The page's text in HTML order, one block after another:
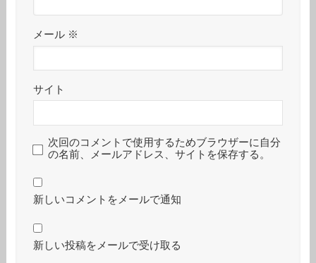
メール ※
サイト
次回のコメントで使用するためブラウザーに自分
の名前、メールアドレス、サイトを保存する。
新しいコメントをメールで通知
新しい投稿をメールで受け取る